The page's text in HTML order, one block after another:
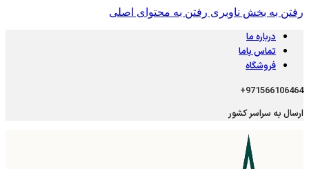
رفتن به بخش ناوبری رفتن به محتوای اصلی
درباره ما
تماس باما
فروشگاه
971566106464+
ارسال به سراسر کشور